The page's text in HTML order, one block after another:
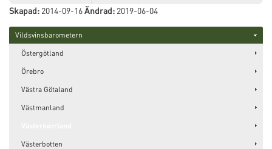
Skapad: 2014-09-16Ändrad: 2019-06-04
Vildsvinsbarometern
Östergötland
Örebro
Västra Götaland
Västmanland
Västerbotten